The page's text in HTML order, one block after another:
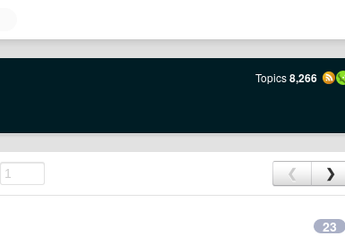
Topics8,266
❮ ❯
23